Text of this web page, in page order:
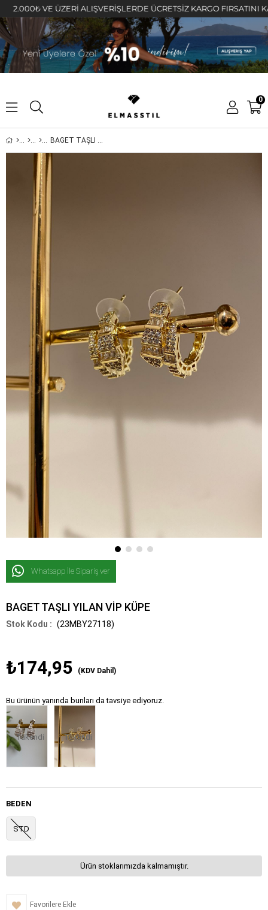
VE ÜZERİ ALIŞVERİŞLERDE ÜCRETSİZ KARGO FIRSATINI
0
BAGET TAŞLI YILAN VİP KÜPE
Whatsapp İle Sipariş ver
BAGET TAŞLI YILAN VİP KÜPE
(23MBY27118)
₺174,95 (KDV Dahil)
Bu ürünün yanında bunları da tavsiye ediyoruz.
Tükendi Tükendi
BEDEN
STD
Ürün stoklarımızda kalmamıştır.
Favorilere Ekle